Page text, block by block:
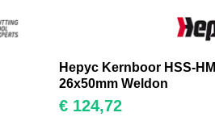
Hepyc Kernboor HSS-HM
26x50mm Weldon
€ 124,72